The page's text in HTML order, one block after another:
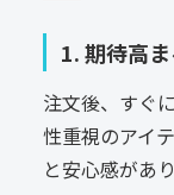
1. 期待高
注文後、すぐ
性重視のアイ
と安心感があ